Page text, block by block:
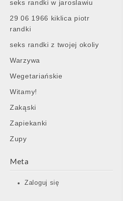
seks randki w jaroslawiu
29 06 1966 kiklica piotr
randki
seks randki z twojej okoliy
Warzywa
Wegetariańskie
Witamy!
Zakąski
Zapiekanki
Zupy
Meta
Zaloguj się